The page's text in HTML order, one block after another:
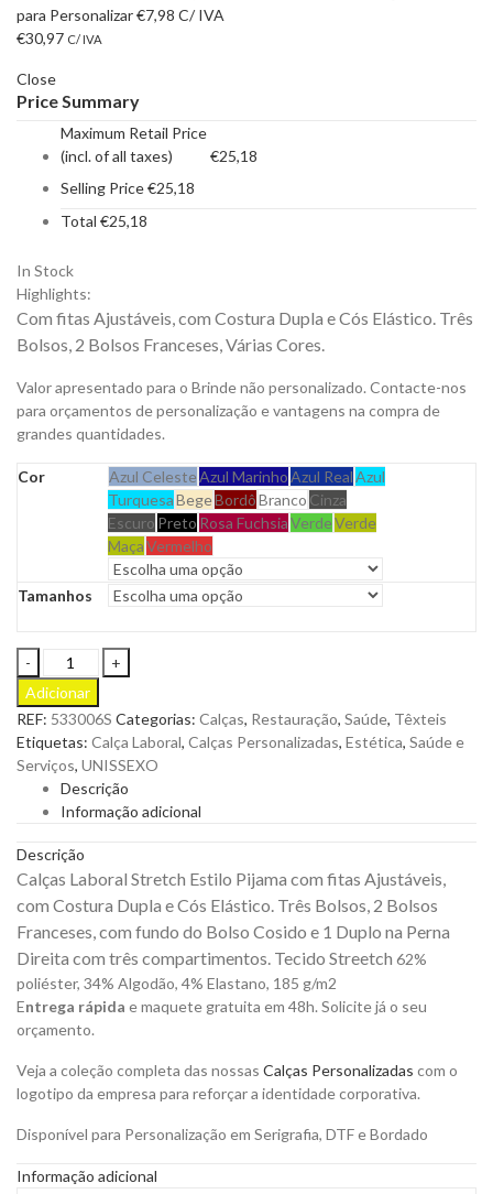
para Personalizar€7,98 C/ IVA
€30,97 C/ IVA
Close
Price Summary
Maximum Retail Price
(incl. of all taxes)
€25,18
Selling Price€25,18
Total €25,18
In Stock
Highlights:
Com fitas Ajustáveis, com Costura Dupla e Cós Elástico. Três
Bolsos, 2 Bolsos Franceses, Várias Cores.
Valor apresentado para o Brinde não personalizado. Contacte-nos
para orçamentos de personalização e vantagens na compra de
grandes quantidades.
Cor Azul CelesteAzul MarinhoAzul RealAzul
TurquesaBegeBordôBranco Cinza
Escuro Preto Rosa FuchsiaVerdeVerde
MaçaVermelho
Tamanhos
Calças
Stretch
Laboral
Estilo
Pijama
com
Fitas
Ajustáveis
Personalizar
quantity
Adicionar
REF: 533006S Categorias: Calças, Restauração, Saúde, Têxteis
Etiquetas: Calça Laboral, Calças Personalizadas, Estética, Saúde e
Serviços, UNISSEXO
Descrição
Informação adicional
Descrição
Calças Laboral Stretch Estilo Pijama com fitas Ajustáveis,
com Costura Dupla e Cós Elástico. Três Bolsos, 2 Bolsos
Franceses, com fundo do Bolso Cosido e 1 Duplo na Perna
Direita com três compartimentos. Tecido Streetch 62%
poliéster, 34% Algodão, 4% Elastano, 185 g/m2
Entrega rápida e maquete gratuita em 48h. Solicite já o seu
orçamento.
Veja a coleção completa das nossas Calças Personalizadas com o
logotipo da empresa para reforçar a identidade corporativa.
Disponível para Personalização em Serigrafia, DTF e Bordado
Informação adicional